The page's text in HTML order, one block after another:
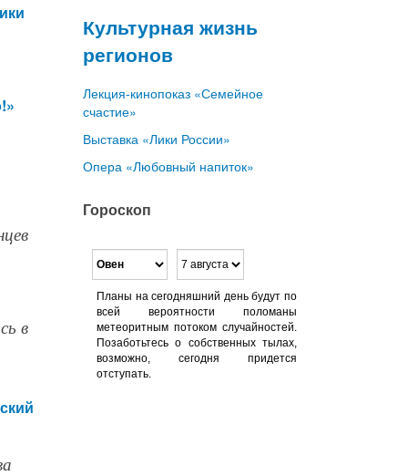
в
Культурная жизнь
регионов
Лекция-кинопоказ «Семейное
счастие»
Выставка «Лики России»
Опера «Любовный напиток»
Гороскоп
Планы на сегодняшний день будут по
всей вероятности поломаны
метеоритным потоком случайностей.
Позаботьтесь о собственных тылах,
возможно, сегодня придется
отступать.